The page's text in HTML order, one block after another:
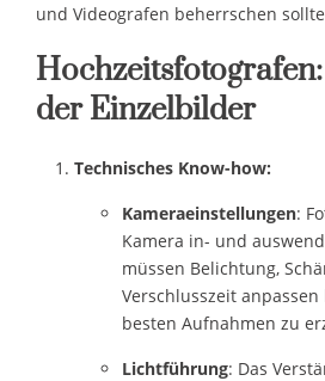
und Videografen beherrschen
der Einzelbilder
Technisches Know-how:
Kameraeinstellungen:
Kamera in- und
müssen Belichtung,
Verschlusszeit
besten Aufnahmen zu
Lichtführung: Das